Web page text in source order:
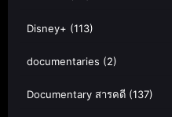
Disney+ (113)
documentaries (2)
Documentary สารคดี (137)